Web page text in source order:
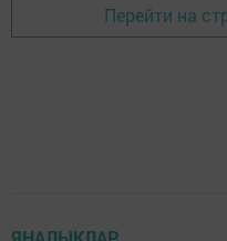
Перейти на